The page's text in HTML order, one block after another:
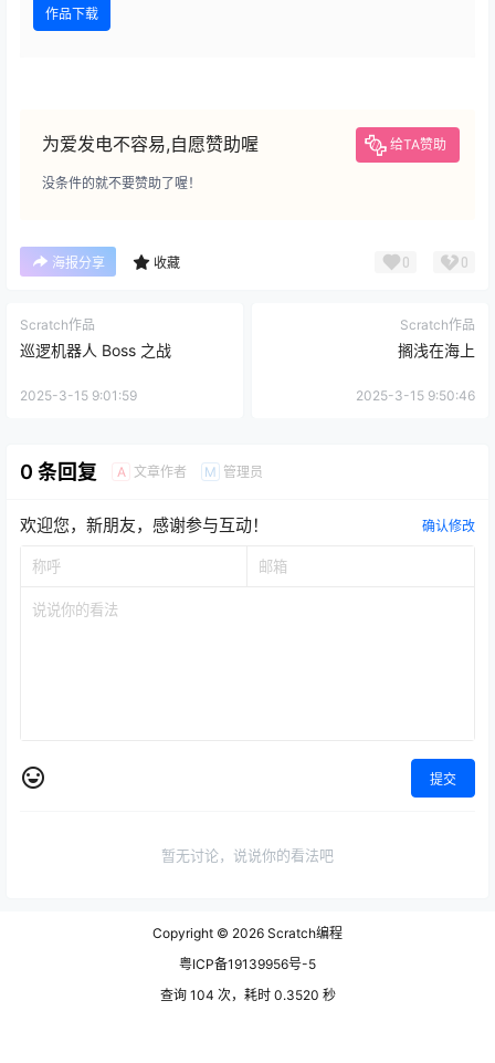
作品下载
为爱发电不容易,自愿赞助喔 给TA赞助
没条件的就不要赞助了喔！
海报分享 收藏 0 0
Scratch作品
巡逻机器人 Boss 之战
2025-3-15 9:01:59
Scratch作品
搁浅在海上
2025-3-15 9:50:46
0 条回复 A 文章作者 M 管理员
欢迎您，新朋友，感谢参与互动！ 确认修改
提交
暂无讨论，说说你的看法吧
Copyright © 2026 Scratch编程
粤ICP备19139956号-5
查询 104 次，耗时 0.3520 秒